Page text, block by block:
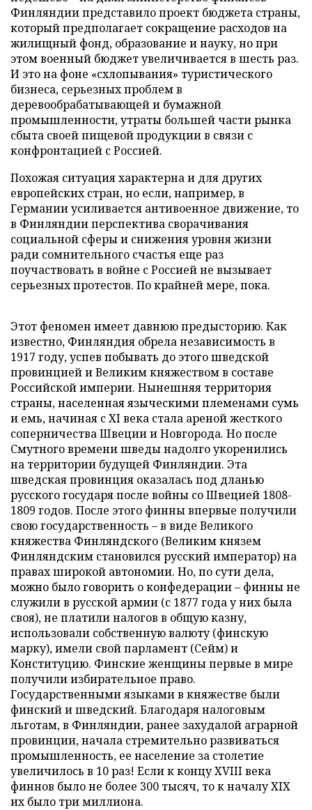
Финляндии представило проект бюджета страны,
который предполагает сокращение расходов на
жилищный фонд, образование и науку, но при
этом военный бюджет увеличивается в шесть раз.
И это на фоне «схлопывания» туристического
бизнеса, серьезных проблем в
деревообрабатывающей и бумажной
промышленности, утраты большей части рынка
сбыта своей пищевой продукции в связи с
конфронтацией с Россией.
Похожая ситуация характерна и для других
европейских стран, но если, например, в
Германии усиливается антивоенное движение, то
в Финляндии перспектива сворачивания
социальной сферы и снижения уровня жизни
ради сомнительного счастья еще раз
поучаствовать в войне с Россией не вызывает
серьезных протестов. По крайней мере, пока.
Этот феномен имеет давнюю предысторию. Как
известно, Финляндия обрела независимость в
1917 году, успев побывать до этого шведской
провинцией и Великим княжеством в составе
Российской империи. Нынешняя территория
страны, населенная языческими племенами сумь
и емь, начиная с ХI века стала ареной жесткого
соперничества Швеции и Новгорода. Но после
Смутного времени шведы надолго укоренились
на территории будущей Финляндии. Эта
шведская провинция оказалась под дланью
русского государя после войны со Швецией 1808-
1809 годов. После этого финны впервые получили
свою государственность – в виде Великого
княжества Финляндского (Великим князем
Финляндским становился русский император) на
правах широкой автономии. Но, по сути дела,
можно было говорить о конфедерации – финны не
служили в русской армии (с 1877 года у них была
своя), не платили налогов в общую казну,
использовали собственную валюту (финскую
марку), имели свой парламент (Сейм) и
Конституцию. Финские женщины первые в мире
получили избирательное право.
Государственными языками в княжестве были
финский и шведский. Благодаря налоговым
льготам, в Финляндии, ранее захудалой аграрной
провинции, начала стремительно развиваться
промышленность, ее население за столетие
увеличилось в 10 раз! Если к концу XVIII века
финнов было не более 300 тысяч, то к началу XIX
их было три миллиона.